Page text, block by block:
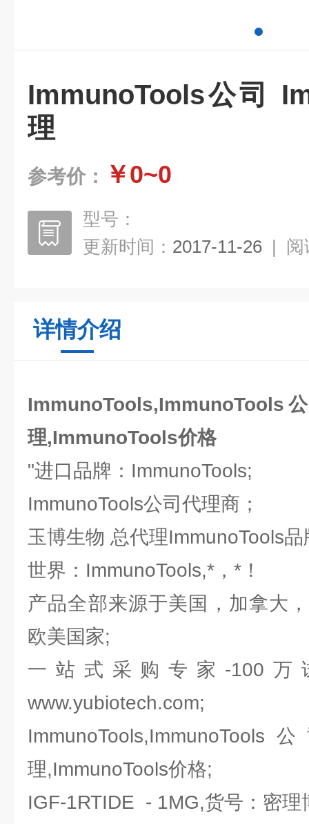
ImmunoTools公司
理
参考价： ￥0~0
型号：
更新时间： 2017-11-26 | 阅
详情介绍
ImmunoTools,ImmunoTools
理,ImmunoTools价格
"进口品牌：ImmunoTools;
ImmunoTools公司代理商；
玉博生物 总代理ImmunoTools
世界：ImmunoTools,*，*！
产品全部来源于美国，加拿大
欧美国家;
一站式采购专家-100万
www.yubiotech.com;
ImmunoTools,ImmunoTools
理,ImmunoTools价格;
IGF-1RTIDE - 1MG,货号：密理